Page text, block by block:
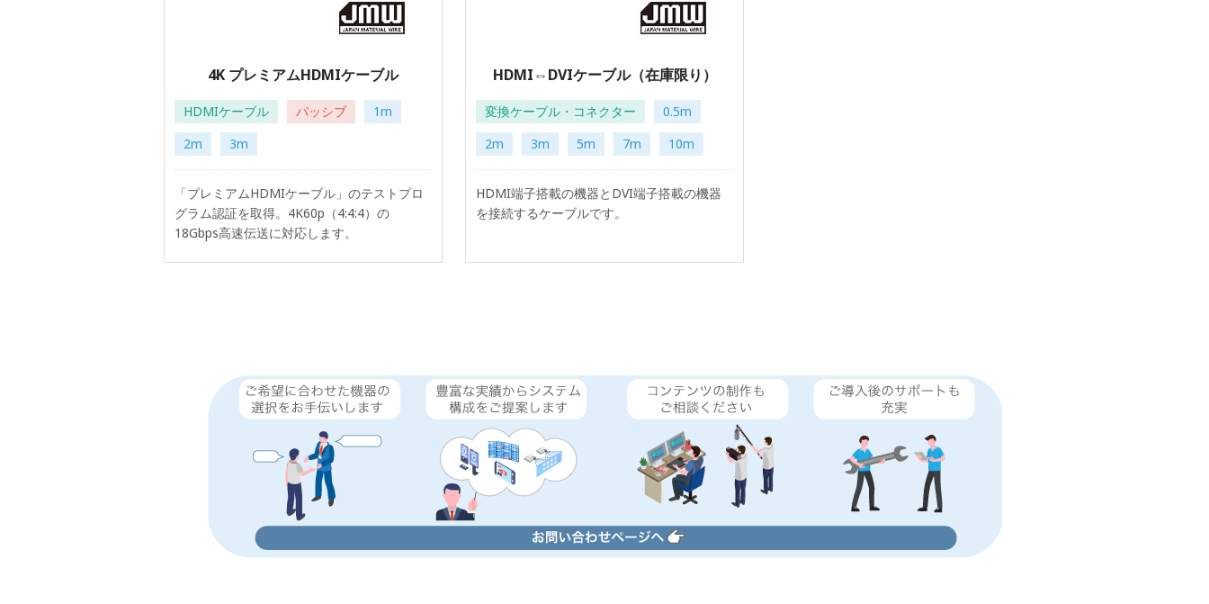
4K プレミアムHDMIケーブル
HDMIケーブル パッシブ
1m
2m
3m
「プレミアムHDMIケーブル」のテストプロ
グラム認証を取得。4K60p（4:4:4）の
18Gbps高速伝送に対応します。
HDMI⇔DVIケーブル（在庫限り）
変換ケーブル・コネクター
0.5m
2m
3m 5m 7m 10m
HDMI端子搭載の機器とDVI端子搭載の機器
を接続するケーブルです。